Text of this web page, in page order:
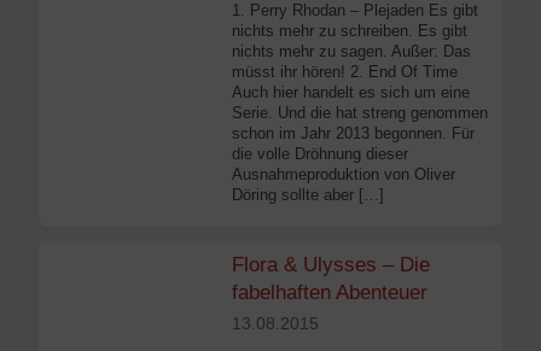
1. Perry Rhodan – Plejaden Es gibt
nichts mehr zu schreiben. Es gibt
nichts mehr zu sagen. Außer: Das
müsst ihr hören! 2. End Of Time
Auch hier handelt es sich um eine
Serie. Und die hat streng genommen
schon im Jahr 2013 begonnen. Für
die volle Dröhnung dieser
Ausnahmeproduktion von Oliver
Döring sollte aber […]
Flora & Ulysses – Die
fabelhaften Abenteuer
13.08.2015